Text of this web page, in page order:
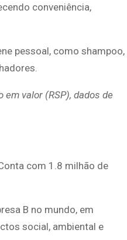
conveniência,
pessoal, como shampoo,
valor (RSP), dados de
com 1.8 milhão de
B no mundo, em
social, ambiental e